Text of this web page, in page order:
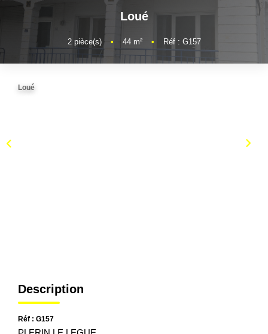
MON AGENCE
AVIS CLIENTS
Loué
2pièce(s) • 44m² • Réf : G157
Loué
Description
Réf : G157